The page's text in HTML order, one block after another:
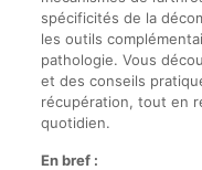
spécificités de la
les outils
pathologie. Vous
et des conseils
récupération, tout en
quotidien.
En bref :